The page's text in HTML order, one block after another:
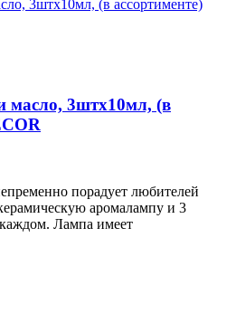
масло, 3штx10мл, (в
порадует любителей
аромалампу и 3
Лампа имеет